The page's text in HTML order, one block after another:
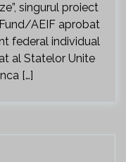
singurul proiect
AEIF aprobat
federal individual
al Statelor Unite
[…]